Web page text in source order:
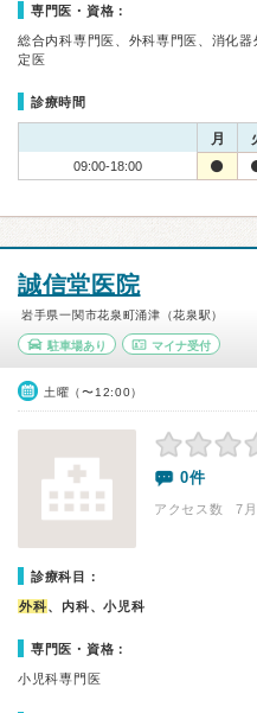
専門医・資格：
総合内科専門医、外科専門医、消化
定医
診療時間
月
09:00-18:00
誠信堂医院
岩手県一関市花泉町涌津（花泉駅）
駐車場あり マイナ受付
土曜（〜12:00）
0件
アクセス数 7
診療科目：
外科、内科、小児科
専門医・資格：
小児科専門医